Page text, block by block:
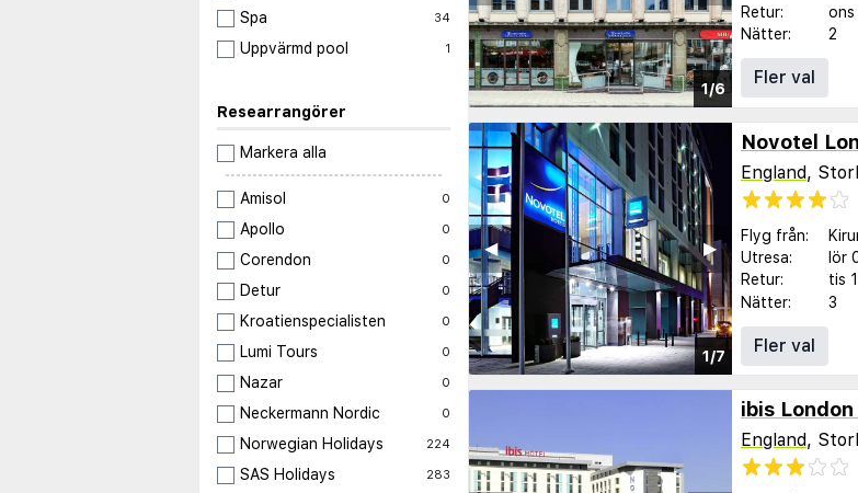
Spa 34
Uppvärmd pool 1
Researrangörer
Markera alla
Amisol 0
Apollo 0
Corendon 0
Detur 0
Kroatienspecialisten 0
Lumi Tours 0
Nazar 0
Neckermann Nordic 0
Norwegian Holidays 224
SAS Holidays 283
1/6
Retur:
Nätter:
2
Fler val
1/7
▶︎
◀︎
Novotel
England,
Flyg från:
Utresa:
lör
Retur:
tis
Nätter:
3
Fler val
ibis
England,